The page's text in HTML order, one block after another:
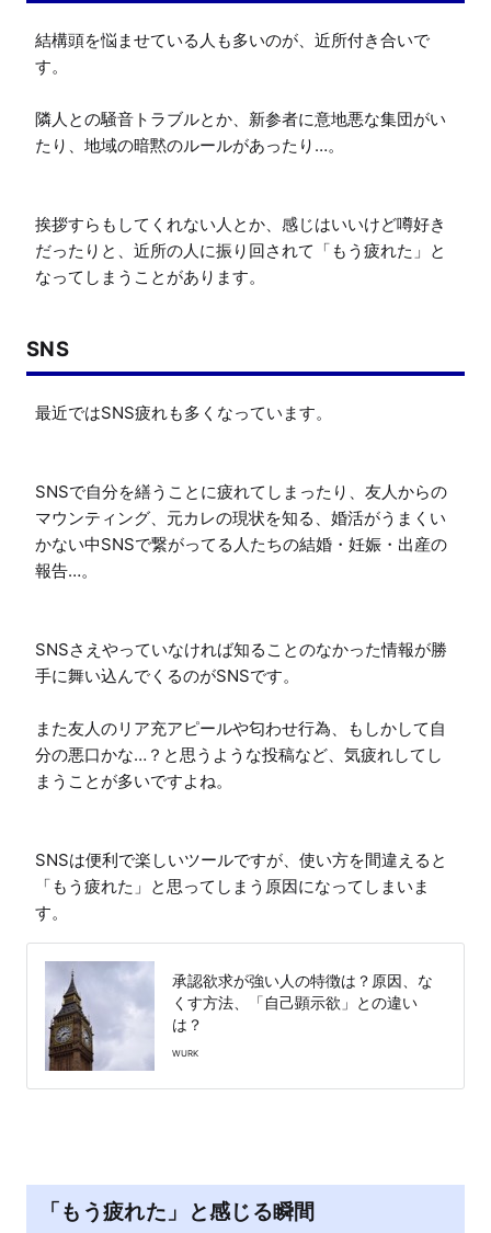
結構頭を悩ませている人も多いのが、近所付き合いで
す。
隣人との騒音トラブルとか、新参者に意地悪な集団がい
たり、地域の暗黙のルールがあったり…。
挨拶すらもしてくれない人とか、感じはいいけど噂好き
だったりと、近所の人に振り回されて「もう疲れた」と
なってしまうことがあります。
SNS
最近ではSNS疲れも多くなっています。
SNSで自分を繕うことに疲れてしまったり、友人からの
マウンティング、元カレの現状を知る、婚活がうまくい
かない中SNSで繋がってる人たちの結婚・妊娠・出産の
報告…。
SNSさえやっていなければ知ることのなかった情報が勝
手に舞い込んでくるのがSNSです。
また友人のリア充アピールや匂わせ行為、もしかして自
分の悪口かな…？と思うような投稿など、気疲れしてし
まうことが多いですよね。
SNSは便利で楽しいツールですが、使い方を間違えると
「もう疲れた」と思ってしまう原因になってしまいま
す。
承認欲求が強い人の特徴は？原因、な
くす方法、「自己顕示欲」との違い
は？
WURK
「もう疲れた」と感じる瞬間